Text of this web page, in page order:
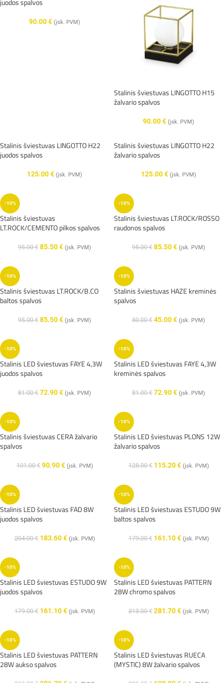
juodos spalvos
90.00€ (įsk. PVM)
Stalinis šviestuvas LINGOTTO H15
žalvario spalvos
90.00€ (įsk. PVM)
Stalinis šviestuvas LINGOTTO H22
juodos spalvos
125.00€ (įsk. PVM)
Stalinis šviestuvas LINGOTTO H22
žalvario spalvos
125.00€ (įsk. PVM)
-10%
Stalinis šviestuvas
LT.ROCK/CEMENTO pilkos spalvos
95.00€ 85.50€ (įsk. PVM)
-10%
Stalinis šviestuvas LT.ROCK/ROSSO
raudonos spalvos
95.00€ 85.50€ (įsk. PVM)
-10%
Stalinis šviestuvas LT.ROCK/B.CO
baltos spalvos
95.00€ 85.50€ (įsk. PVM)
-10%
Stalinis šviestuvas HAZE kreminės
spalvos
50.00€ 45.00€ (įsk. PVM)
-10%
Stalinis LED šviestuvas FAYE 4,3W
juodos spalvos
81.00€ 72.90€ (įsk. PVM)
-10%
Stalinis LED šviestuvas FAYE 4,3W
kreminės spalvos
81.00€ 72.90€ (įsk. PVM)
-10%
Stalinis šviestuvas CERA žalvario
spalvos
101.00€ 90.90€ (įsk. PVM)
-10%
Stalinis LED šviestuvas PLONS 12W
žalvario spalvos
128.00€ 115.20€ (įsk. PVM)
-10%
Stalinis LED šviestuvas FAD 8W
juodos spalvos
204.00€ 183.60€ (įsk. PVM)
-10%
Stalinis LED šviestuvas ESTUDO 9W
baltos spalvos
179.00€ 161.10€ (įsk. PVM)
-10%
Stalinis LED šviestuvas ESTUDO 9W
juodos spalvos
179.00€ 161.10€ (įsk. PVM)
-10%
Stalinis LED šviestuvas PATTERN
28W chromo spalvos
313.00€ 281.70€ (įsk. PVM)
-10%
Stalinis LED šviestuvas PATTERN
28W aukso spalvos
-10%
Stalinis LED šviestuvas RUECA
(MYSTIC) 8W žalvario spalvos